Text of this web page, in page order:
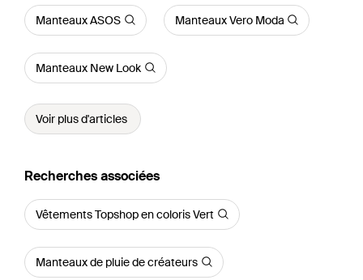
Manteaux ASOS Manteaux Vero Moda
Manteaux New Look
Voir plus d'articles
Recherches associées
Vêtements Topshop en coloris Vert
Manteaux de pluie de créateurs